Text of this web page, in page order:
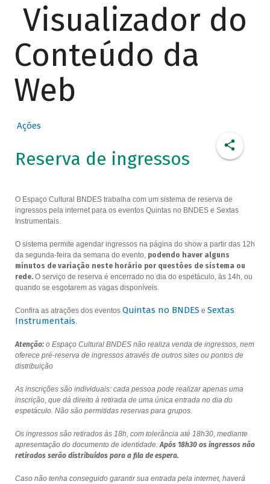
Visualizador do
Conteúdo da
Web
Ações
Reserva de ingressos
O Espaço Cultural BNDES trabalha com um sistema de reserva de
ingressos pela internet para os eventos Quintas no BNDES e Sextas
Instrumentais.
O sistema permite agendar ingressos na página do show a partir das 12h
da segunda-feira da semana do evento, podendo haver alguns
minutos de variação neste horário por questões de sistema ou
rede.O serviço de reserva é encerrado no dia do espetáculo, às 14h, ou
quando se esgotarem as vagas disponíveis.
Confira as atrações dos eventos Quintas no BNDES e Sextas
Instrumentais.
Atenção:o Espaço Cultural BNDES não realiza venda de ingressos, nem
oferece pré-reserva de ingressos através de outros sites ou pontos de
distribuição
As inscrições são individuais: cada pessoa pode realizar apenas uma
inscrição, que dá direito à retirada de uma única entrada no dia do
espetáculo. Não são permitidas reservas para grupos.
Os ingressos são retirados às 18h, com tolerância até 18h30, mediante
apresentação do documento de identidade.Após 18h30 os ingressos não
retirados serão distribuídos para a fila de espera.
Caso não tenha conseguido garantir sua entrada pela internet, haverá